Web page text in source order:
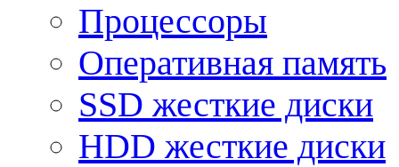
Процессоры
Оперативная память
SSD жесткие диски
HDD жесткие диски